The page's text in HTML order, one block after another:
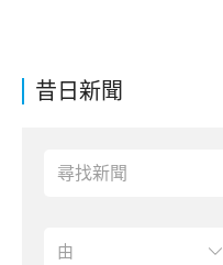
昔日新聞